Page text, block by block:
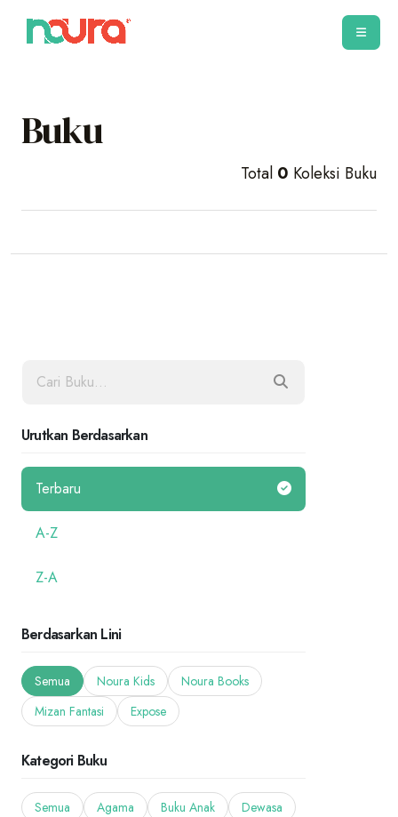
Buku
Total 0 Koleksi Buku
Urutkan Berdasarkan
Terbaru
A-Z
Z-A
Berdasarkan Lini
Semua Noura Kids
Noura Books
Mizan Fantasi
Expose
Kategori Buku
Semua Agama Buku Anak
Dewasa